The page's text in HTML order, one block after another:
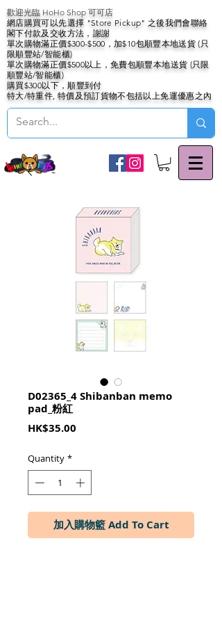
歡迎光臨 HoHo Shop 可可店
網店購買可以先選擇 "Store Pickup" 之後我們會聯絡
閣下付款及交收方法，謝謝
單次購物滿正價$300-$500，加$10包順豐本地送貨 (只
限順豐站/智能櫃)
單次購物滿正價$500以上，免費包順豐本地送貨 (只限
順豐站/智能櫃)
購買$300以下，順豐到付
特大/特重件, 特價及預訂貨物不包括以上免運優惠之內
D02365_4 Shibanban memo
pad_粉紅
HK$35.00
Quantity *
加入購物籃 Add To Cart